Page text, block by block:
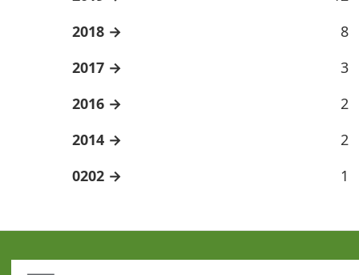
2018
8
2017
3
2016
2
2014
2
0202
1